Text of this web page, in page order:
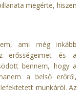
megérte, hiszen
ami még inkább
erősségeimet és a
bennem, hogy a
a belső erőről,
munkáról. Az